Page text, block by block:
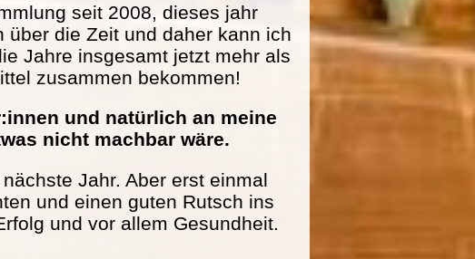
seit 2008, dieses jahr
über die Zeit und daher kann ich
Jahre insgesamt jetzt mehr als
zusammen bekommen!
und natürlich an meine
nicht machbar wäre.
Jahr. Aber erst einmal
und einen guten Rutsch ins
und vor allem Gesundheit.